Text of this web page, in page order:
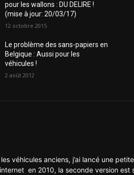
pour les wallons : DU DELIRE !
(mise à jour: 20/03/17)
12 octobre 2015
Le problème des sans-papiers en
Belgique : Aussi pour les
véhicules !
2 août 2012
véhicules anciens, j’ai lancé une
internet en 2010, la seconde version